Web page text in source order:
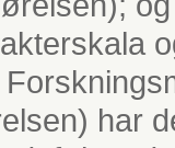
har